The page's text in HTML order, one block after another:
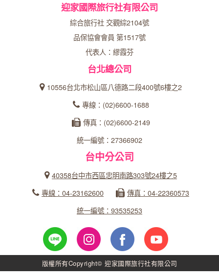
迎家國際旅行社有限公司
綜合旅行社 交觀綜2104號
品保協會會員 第1517號
代表人：繆霞芬
台北總公司
10556台北市松山區八德路二段400號6樓之2
專線：(02)6600-1688
傳真：(02)6600-2149
統一編號：27366902
台中分公司
40358台中市西區忠明南路303號24樓之5
專線：04-23162600
傳真：04-22360573
統一編號：93535253
版權所有Copyright© 迎家國際旅行社有限公司